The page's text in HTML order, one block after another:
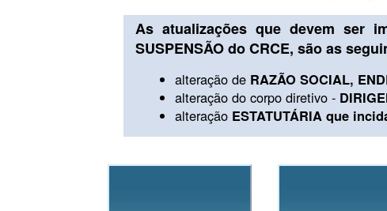
As atualizações que devem ser
SUSPENSÃO do CRCE, são as
alteração de RAZÃO SOCIAL,
alteração do corpo diretivo -
alteração ESTATUTÁRIA que